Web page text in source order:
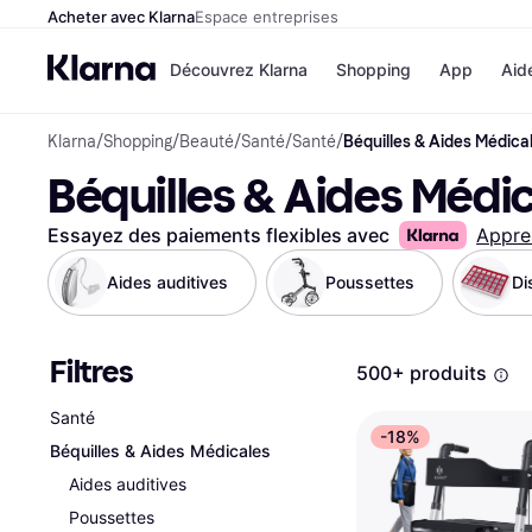
Acheter avec KlarnaEspace entreprises
Découvrez Klarna
Options de
Toutes les options de
paiement
Payer maintenant
Paiement en 3 fois
Paiement à 30 jours
Klarna sur Apple Pay
Shopping
Magasins
Cdiscount
Airbnb
Temu
JD Sports
Voir tous les
App
Klarna/Shopping/Beauté/Santé/Santé/Béquilles & Aides
Béquilles & Aides
Essayez des paiements flexibles avec
Aides auditives Poussettes
Filtres
Santé
Béquilles & Aides Médicales
Aides auditives
Poussettes
500+ produits
-18%